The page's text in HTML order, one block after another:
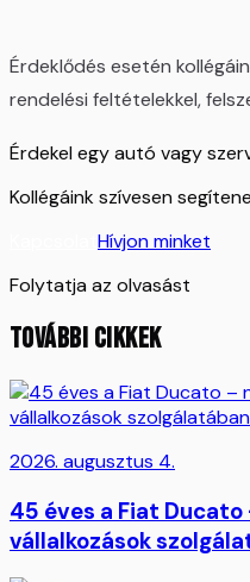
Érdeklődés esetén
rendelési feltételekkel,
Érdekel egy autó vagy
Kollégáink szívesen
Hívjon minket
Folytatja az olvasást
TOVÁBBI CIKKEK
2026. augusztus 4.
45 éves a Fiat
vállalkozások